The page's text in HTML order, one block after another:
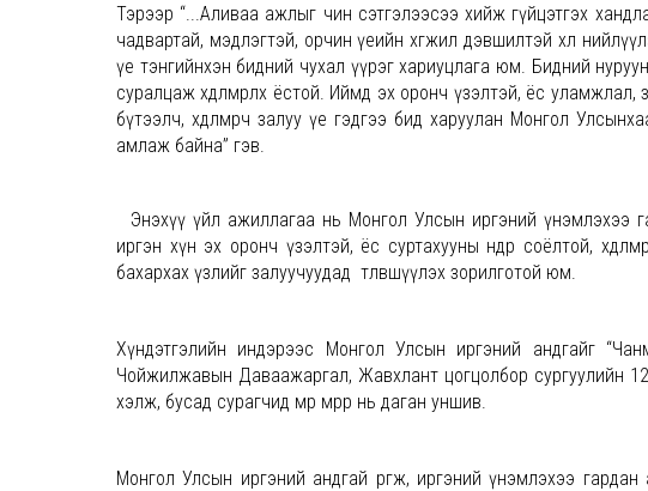
Тэрээр “...Аливаа ажлыг чин сэтгэлээсээ хийж гүйцэтгэх
чадвартай, мэдлэгтэй, орчин үеийн хөгжил дэвшилтэй хөл
үе тэнгийнхэн бидний чухал үүрэг хариуцлага юм. Бидний
суралцаж хөдөлмөрлөх ёстой. Иймд эх оронч үзэлтэй, ёс
бүтээлч, хөдөлмөрч залуу үе гэдгээ бид харуулан Монгол
амлаж байна” гэв.
Энэхүү үйл ажиллагаа нь Монгол Улсын иргэний үнэмлэхээ
иргэн хүн эх оронч үзэлтэй, ёс суртахууны өндөр соёлтой,
бахархах үзлийг залуучуудад төлөвшүүлэх зорилготой юм.
Хүндэтгэлийн индэрээс Монгол Улсын иргэний андгайг
Чойжилжавын Даваажаргал, Жавхлант цогцолбор сургуулийн
хэлж, бусад сурагчид мөр мөрөөр нь даган уншив.
Монгол Улсын иргэний андгай өргөж, иргэний үнэмлэхээ